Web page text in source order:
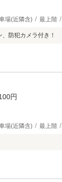
場(近隣含) 最上階
防犯カメラ付き！
円
場(近隣含) 最上階